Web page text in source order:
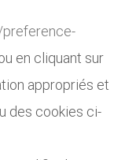
en cliquant sur
appropriés et
des cookies ci-